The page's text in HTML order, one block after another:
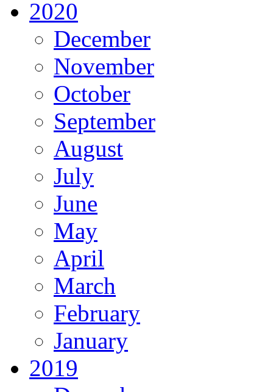
2020
December
November
October
September
August
July
June
May
April
March
February
January
2019